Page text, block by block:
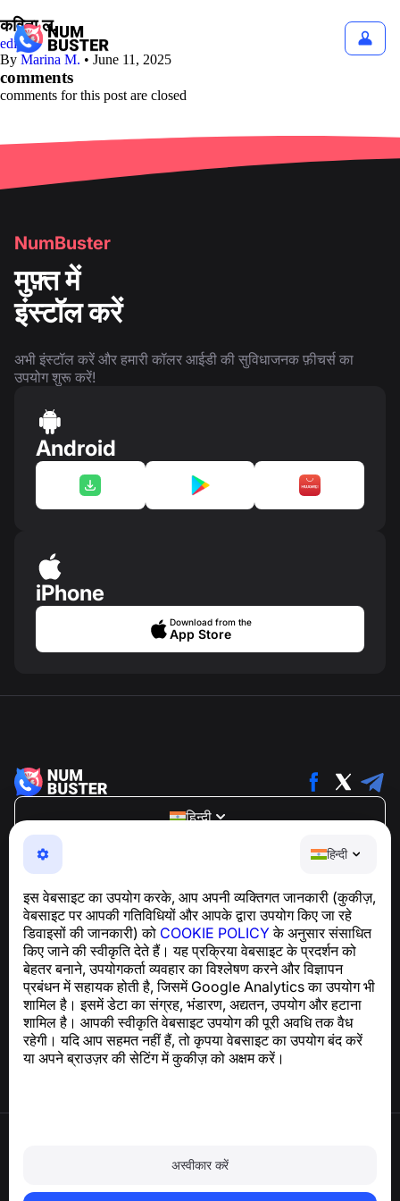
हिन्दी
इस वेबसाइट का उपयोग करके, आप अपनी व्यक्तिगत जानकारी (कुकीज़,
वेबसाइट पर आपकी गतिविधियों और आपके द्वारा उपयोग किए जा रहे
डिवाइसों की जानकारी) को COOKIE POLICYके अनुसार संसाधित
किए जाने की स्वीकृति देते हैं। यह प्रक्रिया वेबसाइट के प्रदर्शन को
बेहतर बनाने, उपयोगकर्ता व्यवहार का विश्लेषण करने और विज्ञापन
प्रबंधन में सहायक होती है, जिसमें Google Analytics का उपयोग भी
शामिल है। इसमें डेटा का संग्रह, भंडारण, अद्यतन, उपयोग और हटाना
शामिल है। आपकी स्वीकृति वेबसाइट उपयोग की पूरी अवधि तक वैध
रहेगी। यदि आप सहमत नहीं हैं, तो कृपया वेबसाइट का उपयोग बंद करें
या अपने ब्राउज़र की सेटिंग में कुकीज़ को अक्षम करें।
अस्वीकार करें
कविता ल.
edit
By Marina M. • June 11, 2025
comments
comments for this post are closed
NumBuster
मुफ़्त में
इंस्टॉल करें
अभी इंस्टॉल करें और हमारी कॉलर आईडी की सुविधाजनक फ़ीचर्स का
उपयोग शुरू करें!
Android
iPhone
Download from the
App Store
हिन्दी
NumBuster © 2013—2026 ·
support@numbuster.com
एक उपयोग में आसान ऐप जो आपको फोन घोटालों, स्पैम और अवांछित संदेशों
GDPR अनुपालन से संबंधित पूछताछ के लिए:
support@numbuster.com
सहायता केंद्र
समाचार और लेख
परियोजना के बारे में
संपर्क